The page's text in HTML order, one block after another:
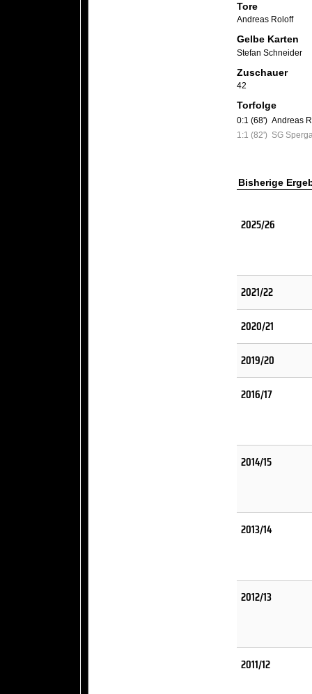
Tore
Andreas Roloff
Gelbe Karten
Stefan Schneider
Zuschauer
42
Torfolge
0:1 (68') Andreas
1:1 (82') SG
Bisherige
2025/26
2021/22
2020/21
2019/20
2016/17
2014/15
2013/14
2012/13
2011/12